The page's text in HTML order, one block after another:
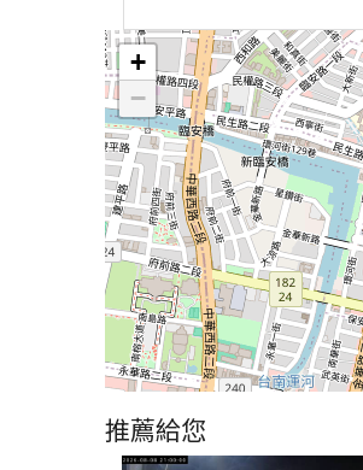
+
−
推薦給您